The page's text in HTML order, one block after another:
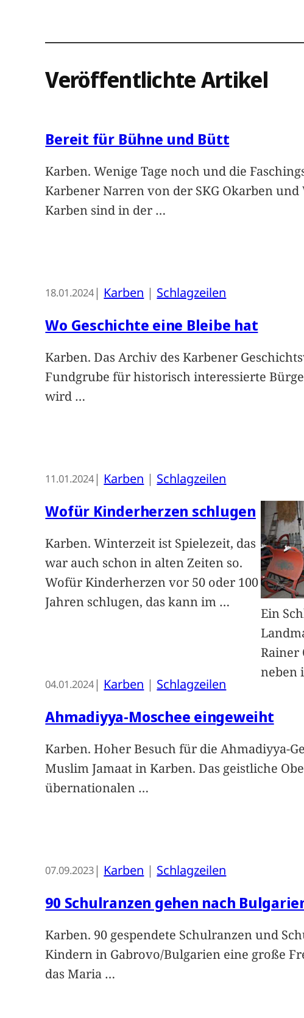
Veröffentlichte Artikel
Bereit für Bühne und Bütt
Karben. Wenige Tage noch und die
Karbener Narren von der SKG Okarben
Karben sind in der …
18.01.2024| Karben | Schlagzeilen
Wo Geschichte eine Bleibe hat
Karben. Das Archiv des Karbener
Fundgrube für historisch interessierte
wird …
11.01.2024| Karben | Schlagzeilen
Wofür Kinderherzen schlugen
Karben. Winterzeit ist Spielezeit, das
war auch schon in alten Zeiten so.
Wofür Kinderherzen vor 50 oder 100
Jahren schlugen, das kann im …
04.01.2024| Karben | Schlagzeilen
Ein
Rainer
neben
Ahmadiyya-Moschee eingeweiht
Karben. Hoher Besuch für die Ahmadiyya-
Muslim Jamaat in Karben. Das geistliche
übernationalen …
07.09.2023| Karben | Schlagzeilen
90 Schulranzen gehen nach
Karben. 90 gespendete Schulranzen und
Kindern in Gabrovo/Bulgarien eine große
das Maria …